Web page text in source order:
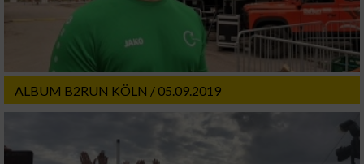
ALBUM B2RUN KÖLN / 05.09.2019